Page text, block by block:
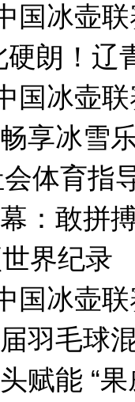
国冰壶
朗！辽
国冰壶
享冰雪
体育指
：敢拼
界纪录
国冰壶
羽毛球
赋能 “